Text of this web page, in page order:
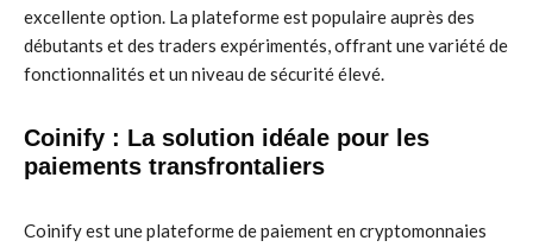
excellente option. La plateforme est populaire auprès des
débutants et des traders expérimentés, offrant une variété de
fonctionnalités et un niveau de sécurité élevé.
Coinify : La solution idéale pour les
paiements transfrontaliers
Coinify est une plateforme de paiement en cryptomonnaies